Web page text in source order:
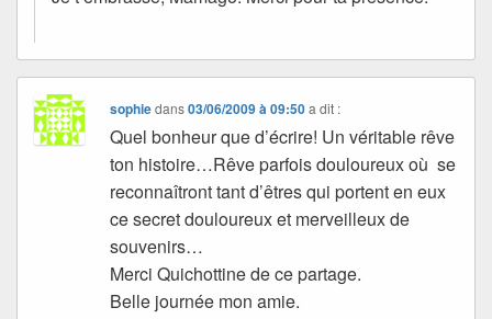
sophiedans03/06/2009 à 09:50 a dit :
Quel bonheur que d’écrire! Un véritable rêve
ton histoire…Rêve parfois douloureux où se
reconnaîtront tant d’êtres qui portent en eux
ce secret douloureux et merveilleux de
souvenirs…
Merci Quichottine de ce partage.
Belle journée mon amie.